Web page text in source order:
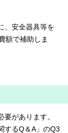
、安全器具等を
額で補助しま
があります。
するQ＆A」のQ3